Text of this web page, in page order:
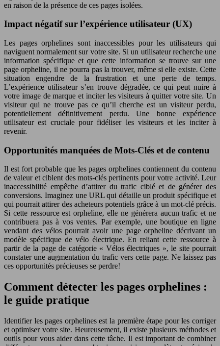
en raison de la présence de ces pages isolées.
Impact négatif sur l’expérience utilisateur (UX)
Les pages orphelines sont inaccessibles pour les utilisateurs qui
naviguent normalement sur votre site. Si un utilisateur recherche une
information spécifique et que cette information se trouve sur une
page orpheline, il ne pourra pas la trouver, même si elle existe. Cette
situation engendre de la frustration et une perte de temps.
L’expérience utilisateur s’en trouve dégradée, ce qui peut nuire à
votre image de marque et inciter les visiteurs à quitter votre site. Un
visiteur qui ne trouve pas ce qu’il cherche est un visiteur perdu,
potentiellement définitivement perdu. Une bonne expérience
utilisateur est cruciale pour fidéliser les visiteurs et les inciter à
revenir.
Opportunités manquées de Mots-Clés et de contenu
Il est fort probable que les pages orphelines contiennent du contenu
de valeur et ciblent des mots-clés pertinents pour votre activité. Leur
inaccessibilité empêche d’attirer du trafic ciblé et de générer des
conversions. Imaginez une URL qui détaille un produit spécifique et
qui pourrait attirer des acheteurs potentiels grâce à un mot-clé précis.
Si cette ressource est orpheline, elle ne générera aucun trafic et ne
contribuera pas à vos ventes. Par exemple, une boutique en ligne
vendant des vélos pourrait avoir une page orpheline décrivant un
modèle spécifique de vélo électrique. En reliant cette ressource à
partir de la page de catégorie « Vélos électriques », le site pourrait
constater une augmentation du trafic vers cette page. Ne laissez pas
ces opportunités précieuses se perdre!
Comment détecter les pages orphelines :
le guide pratique
Identifier les pages orphelines est la première étape pour les corriger
et optimiser votre site. Heureusement, il existe plusieurs méthodes et
outils pour vous aider dans cette tâche. Il est important de combiner